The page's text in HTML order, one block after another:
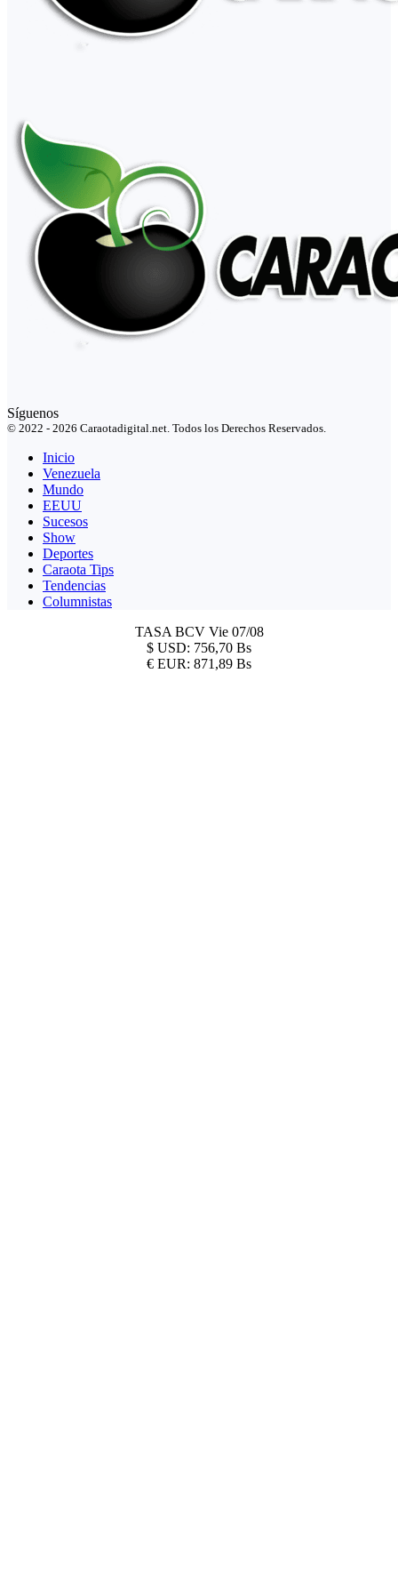
Síguenos
© 2022 - 2026 Caraotadigital.net. Todos los Derechos Reservados.
Inicio
Venezuela
Mundo
EEUU
Sucesos
Show
Deportes
Caraota Tips
Tendencias
Columnistas
TASA BCV Vie 07/08
$ USD: 756,70 Bs
€ EUR: 871,89 Bs